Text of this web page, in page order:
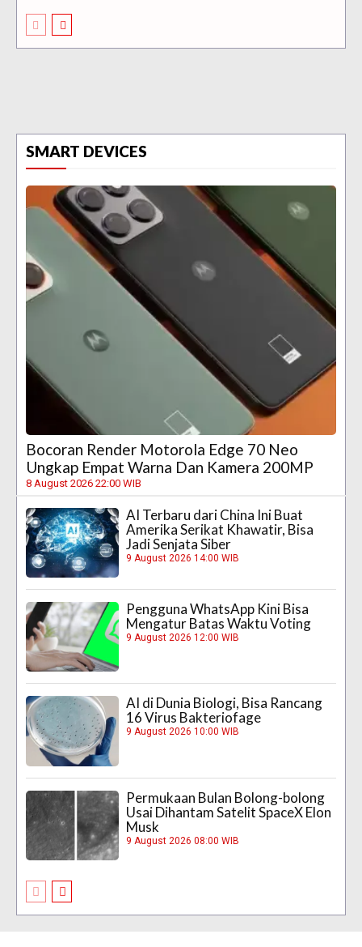
SMART DEVICES
Bocoran Render Motorola Edge 70 Neo
Ungkap Empat Warna Dan Kamera 200MP
8 August 2026 22:00 WIB
AI Terbaru dari China Ini Buat
Amerika Serikat Khawatir, Bisa
Jadi Senjata Siber
9 August 2026 14:00 WIB
Pengguna WhatsApp Kini Bisa
Mengatur Batas Waktu Voting
9 August 2026 12:00 WIB
AI di Dunia Biologi, Bisa Rancang
16 Virus Bakteriofage
9 August 2026 10:00 WIB
Permukaan Bulan Bolong-bolong
Usai Dihantam Satelit SpaceX Elon
Musk
9 August 2026 08:00 WIB